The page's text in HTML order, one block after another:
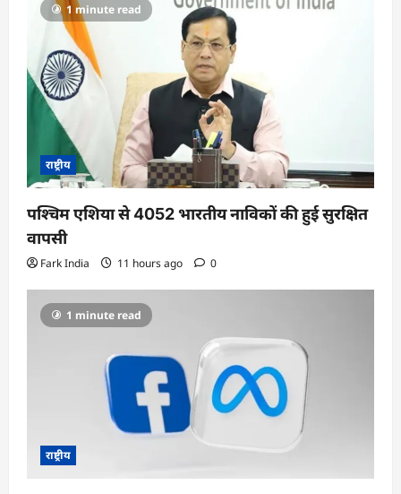
i
1 minute read
राष्ट्रीय
पश्चिम एशिया से 4052 भारतीय नाविकों की हुई सुरक्षित
वापसी
Fark India 11 hours ago 0
1 minute read
राष्ट्रीय